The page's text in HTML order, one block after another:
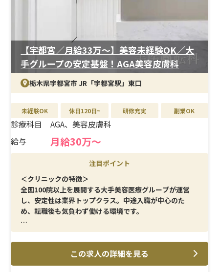
【宇都宮／月給33万〜】美容未経験OK／大
手グループの安定基盤！AGA美容皮膚科
栃木県宇都宮市 JR「宇都宮駅」東口
未経験OK 休日120日~ 研修充実 副業OK
診療科目
AGA、美容皮膚科
給与
月給30万〜
注目ポイント
＜クリニックの特徴＞
全国100院以上を展開する大手美容医療グループが運営
し、安定性は業界トップクラス。中途入職が中心のた
め、転職後も気負わず働ける環境です。
＜メイン施術＞
AGA治療・美容皮膚科を中心に、採血や点滴など日常的
な看護業務がメイン。無理な業務負担が少ない点も特徴で
す。
この求人の詳細を見る